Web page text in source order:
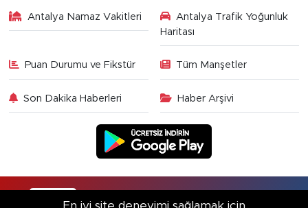
Antalya Namaz Vakitleri
Antalya Trafik Yoğunluk
Haritası
Puan Durumu ve Fikstür Tüm Manşetler
Son Dakika Haberleri Haber Arşivi
En iyi site deneyimi sağlamak için